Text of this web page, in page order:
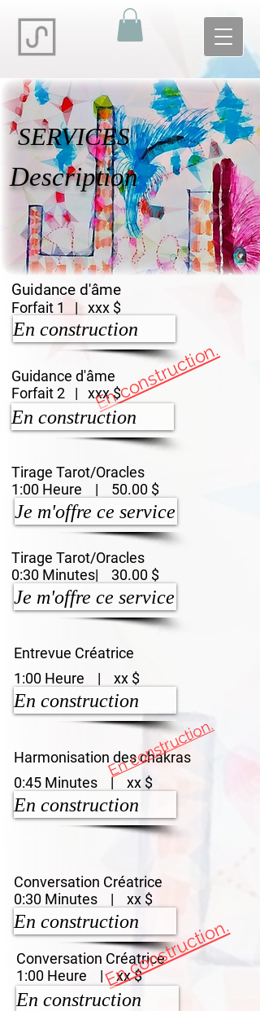
SERVICES
Description
Guidance d'âme
Forfait 1 | xxx $
En construction
Guidance d'âme
Forfait 2 | xxx $En construction.
En construction
Tirage Tarot/Oracles
1:00 Heure | 50.00 $
Je m'offre ce service
Tirage Tarot/Oracles
0:30 Minutes| 30.00 $
Je m'offre ce service
Entrevue Créatrice
1:00 Heure | xx $
En construction
Harmonisation des chakras
0:45 Minutes | xx $
En construction
En construction.
Conversation Créatrice
0:30 Minutes | xx $
En construction
Conversation Créatrice
1:00 Heure | xx $En construction.
En construction